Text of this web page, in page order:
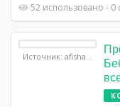
52 использовано - 0
Источник: afisha.yandex.ru